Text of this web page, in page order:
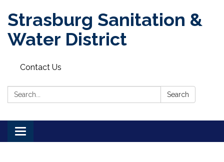
Strasburg Sanitation &
Water District
Contact Us
Search: Search
Toggle
navigation